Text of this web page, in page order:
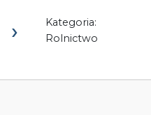
Kategoria:
Rolnictwo